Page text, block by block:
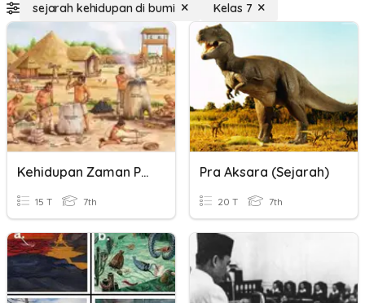
sejarah kehidupan di bumi Kelas 7
Kehidupan Zaman Pra Sejarah
15 T 7th
Pra Aksara (Sejarah)
20 T 7th